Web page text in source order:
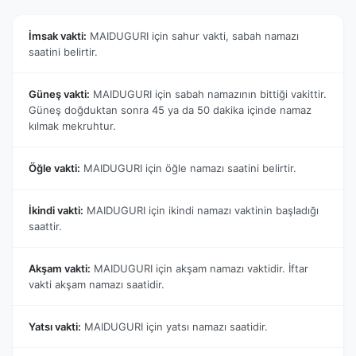
İmsak vakti: MAIDUGURI için sahur vakti, sabah namazı
saatini belirtir.
Güneş vakti: MAIDUGURI için sabah namazının bittiği vakittir.
Güneş doğduktan sonra 45 ya da 50 dakika içinde namaz
kılmak mekruhtur.
Öğle vakti: MAIDUGURI için öğle namazı saatini belirtir.
İkindi vakti: MAIDUGURI için ikindi namazı vaktinin başladığı
saattir.
Akşam vakti: MAIDUGURI için akşam namazı vaktidir. İftar
vakti akşam namazı saatidir.
Yatsı vakti: MAIDUGURI için yatsı namazı saatidir.